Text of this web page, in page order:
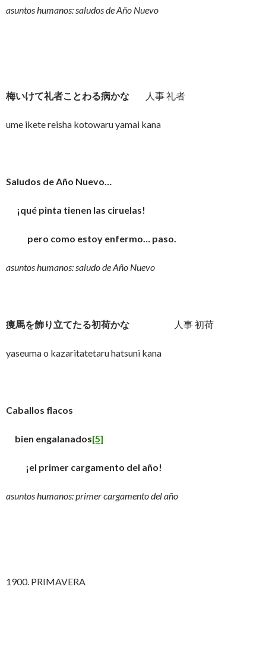
asuntos humanos: saludos de Año Nuevo
梅いけて礼者ことわる病かな 人事 礼者
ume ikete reisha kotowaru yamai kana
Saludos de Año Nuevo…
¡qué pinta tienen las ciruelas!
pero como estoy enfermo… paso.
asuntos humanos: saludo de Año Nuevo
痩馬を飾り立てたる初荷かな 人事 初荷
yaseuma o kazaritatetaru hatsuni kana
Caballos flacos
bien engalanados[5]
¡el primer cargamento del año!
asuntos humanos: primer cargamento del año
1900. PRIMAVERA